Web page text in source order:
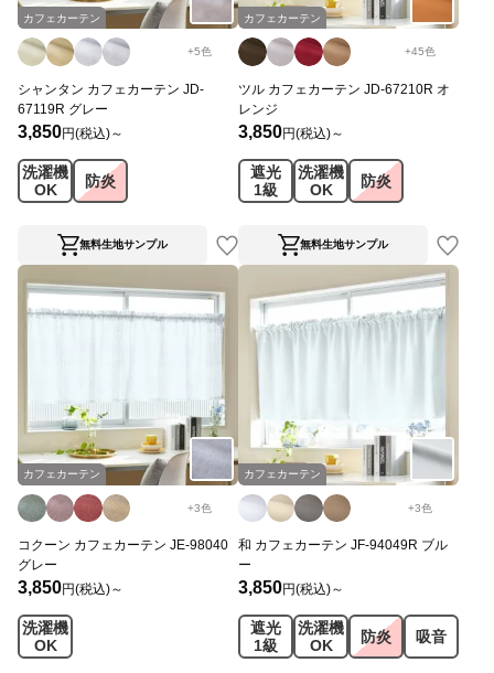
カフェカーテン
+5色
シャンタン カフェカーテン JD-
67119R グレー
3,850円(税込)～
洗濯機
OK
防炎
無料生地サンプル
カフェカーテン
+45色
ツル カフェカーテン JD-67210R オ
レンジ
3,850円(税込)～
遮光
1級
洗濯機
OK
防炎
無料生地サンプル
カフェカーテン
+3色
コクーン カフェカーテン JE-98040
グレー
3,850円(税込)～
洗濯機
OK
カフェカーテン
+3色
和 カフェカーテン JF-94049R ブル
ー
3,850円(税込)～
遮光
1級
洗濯機
OK
防炎 吸音